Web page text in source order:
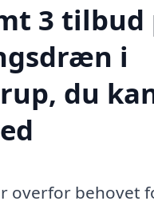
3 tilbud
i
du
overfor behovet